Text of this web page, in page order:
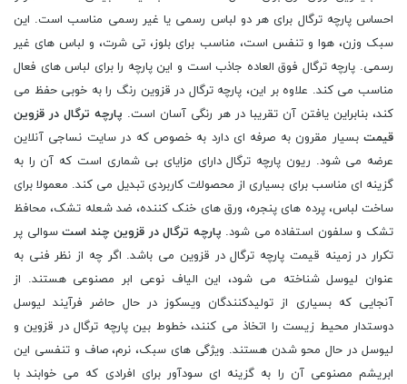
احساس پارچه ترگال برای هر دو لباس رسمی یا غیر رسمی مناسب است. این
سبک وزن، هوا و تنفس است، مناسب برای بلوز، تی شرت، و لباس های غیر
رسمی. پارچه ترگال فوق العاده جاذب است و این پارچه را برای لباس های فعال
مناسب می کند. علاوه بر این، پارچه ترگال در قزوین رنگ را به خوبی حفظ می
کند، بنابراین یافتن آن تقریبا در هر رنگی آسان است. پارچه ترگال در قزوین
قیمت بسیار مقرون به صرفه ای دارد به خصوص که در سایت نساجی آنلاین
عرضه می شود. ریون پارچه ترگال دارای مزایای بی شماری است که آن را به
گزینه ای مناسب برای بسیاری از محصولات کاربردی تبدیل می کند. معمولا برای
ساخت لباس، پرده های پنجره، ورق های خنک کننده، ضد شعله تشک، محافظ
تشک و سلفون استفاده می شود. پارچه ترگال در قزوین چند استسوالی پر
تکرار در زمینه قیمت پارچه ترگال در قزوین می باشد. اگر چه از نظر فنی به
عنوان لیوسل شناخته می شود، این الیاف نوعی ابر مصنوعی هستند. از
آنجایی که بسیاری از تولیدکنندگان ویسکوز در حال حاضر فرآیند لیوسل
دوستدار محیط زیست را اتخاذ می کنند، خطوط بین پارچه ترگال در قزوین و
لیوسل در حال محو شدن هستند. ویژگی ‌های سبک، نرم، صاف و تنفسی این
ابریشم مصنوعی آن را به گزینه ‌ای سودآور برای افرادی که می‌ خوابند با